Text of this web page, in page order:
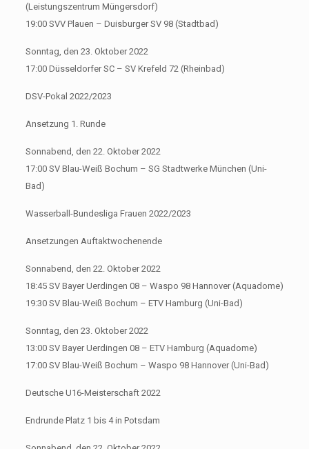
(Leistungszentrum Müngersdorf)
19:00 SVV Plauen – Duisburger SV 98 (Stadtbad)
Sonntag, den 23. Oktober 2022
17:00 Düsseldorfer SC – SV Krefeld 72 (Rheinbad)
DSV-Pokal 2022/2023
Ansetzung 1. Runde
Sonnabend, den 22. Oktober 2022
17:00 SV Blau-Weiß Bochum – SG Stadtwerke München (Uni-
Bad)
Wasserball-Bundesliga Frauen 2022/2023
Ansetzungen Auftaktwochenende
Sonnabend, den 22. Oktober 2022
18:45 SV Bayer Uerdingen 08 – Waspo 98 Hannover (Aquadome)
19:30 SV Blau-Weiß Bochum – ETV Hamburg (Uni-Bad)
Sonntag, den 23. Oktober 2022
13:00 SV Bayer Uerdingen 08 – ETV Hamburg (Aquadome)
17:00 SV Blau-Weiß Bochum – Waspo 98 Hannover (Uni-Bad)
Deutsche U16-Meisterschaft 2022
Endrunde Platz 1 bis 4 in Potsdam